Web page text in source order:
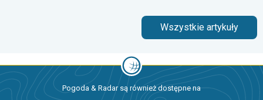
Wszystkie artykuły
Pogoda & Radar są również dostępne na